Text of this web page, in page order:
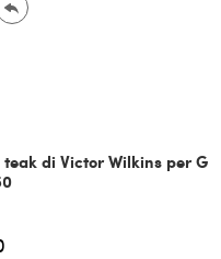
di Victor Wilkins per G